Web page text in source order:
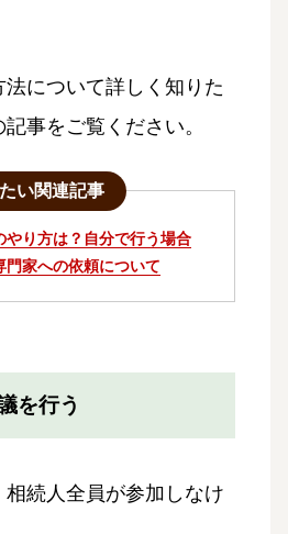
について詳しく知りた
事をご覧ください。
い関連記事
やり方は？自分で行う場合
門家への依頼について
を行う
続人全員が参加しなけ